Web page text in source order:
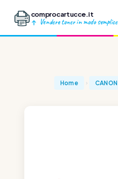
comprocartucce.it
Vendere toner in modo semplice
Home CANON